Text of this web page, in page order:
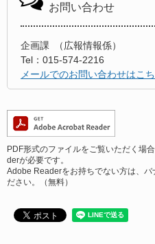
お問い合わせ
企画課
広報情報係
Tel：015-574-2216
メールでのお問い合わせはこ
PDF形式のファイルをご覧いただく場
derが必要です。
Adobe Readerをお持ちでない方は、バ
ださい。（無料）